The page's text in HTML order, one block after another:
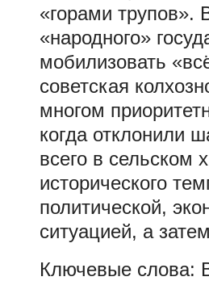
«горами трупов».
«народного»
мобилизовать
советская
многом
когда отклонили
всего в сельском
исторического
политической,
ситуацией, а